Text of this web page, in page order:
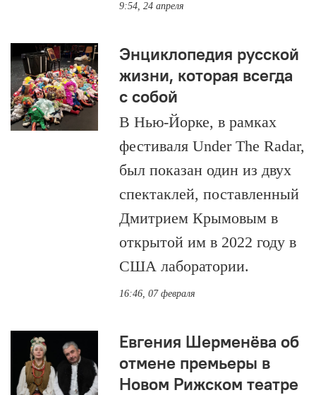
9:54, 24 апреля
Энциклопедия русской
жизни, которая всегда
с собой
В Нью-Йорке, в рамках
фестиваля Under The Radar,
был показан один из двух
спектаклей, поставленный
Дмитрием Крымовым в
открытой им в 2022 году в
США лаборатории.
16:46, 07 февраля
Евгения Шерменёва об
отмене премьеры в
Новом Рижском театре